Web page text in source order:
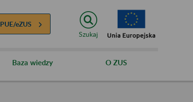
PUE/eZUS
Szukaj
Baza wiedzy O ZUS